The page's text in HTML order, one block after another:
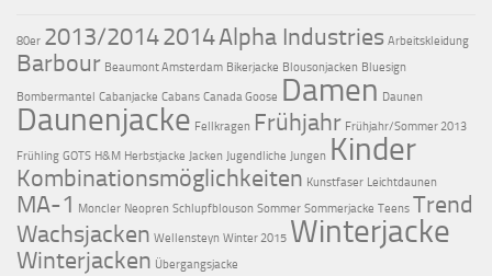
80er 2013/20142014Alpha Industries Arbeitskleidung
Barbour Beaumont Amsterdam Bikerjacke Blousonjacken Bluesign
Bombermantel Cabanjacke Cabans Canada Goose Damen Daunen
Daunenjacke Fellkragen Frühjahr Frühjahr/Sommer 2013
Frühling GOTS H&M Herbstjacke Jacken Jugendliche Jungen Kinder
Kombinationsmöglichkeiten Kunstfaser Leichtdaunen
MA-1 Moncler Neopren Schlupfblouson Sommer Sommerjacke Teens Trend
Wachsjacken Wellensteyn Winter 2015 Winterjacke
Winterjacken Übergangsjacke